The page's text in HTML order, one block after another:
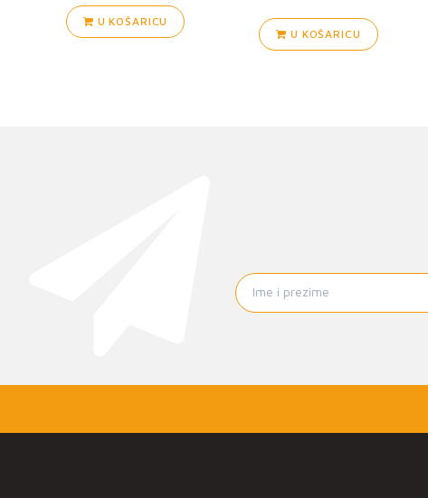
U KOŠARICU
U KOŠARICU